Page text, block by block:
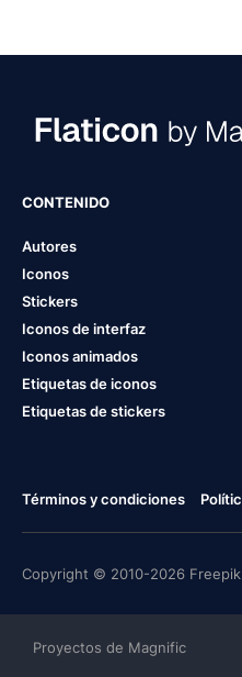
CONTENIDO
Autores
Iconos
Stickers
Iconos de interfaz
Iconos animados
Etiquetas de iconos
Etiquetas de stickers
Términos y condiciones
Copyright © 2010-2026
Proyectos de Magnific